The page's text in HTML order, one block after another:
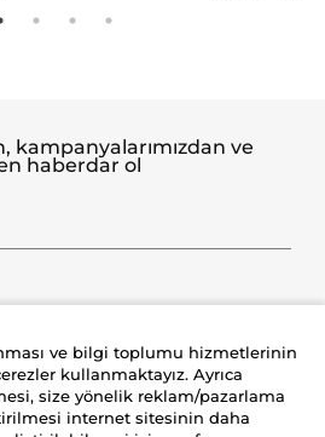
kampanyalarımızdan ve
haberdar ol
ve bilgi toplumu hizmetlerinin
kullanmaktayız. Ayrıca
size yönelik reklam/pazarlama
internet sitesinin daha